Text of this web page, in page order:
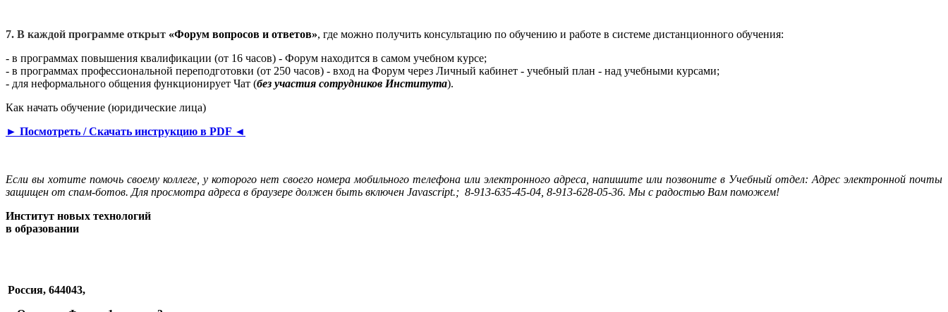
7. В каждой программе открыт «Форум вопросов и ответов», где можно получить консультацию по обучению и работе в системе дистанционного обучения:
- в программах повышения квалификации (от 16 часов) - Форум находится в самом учебном курсе;
- в программах профессиональной переподготовки (от 250 часов) - вход на Форум через Личный кабинет - учебный план - над учебными курсами;
- для неформального общения функционирует Чат (без участия сотрудников Института).
Как начать обучение (юридические лица)
► Посмотреть / Cкачать инструкцию в PDF ◄
Если вы хотите помочь своему коллеге, у которого нет своего номера мобильного телефона или электронного адреса, напишите или позвоните в Учебный отдел: Адрес электронной почты
защищен от спам-ботов. Для просмотра адреса в браузере должен быть включен Javascript.; 8-913-635-45-04, 8-913-628-05-36. Мы с радостью Вам поможем!
Институт новых технологий
в образовании
Россия, 644043,